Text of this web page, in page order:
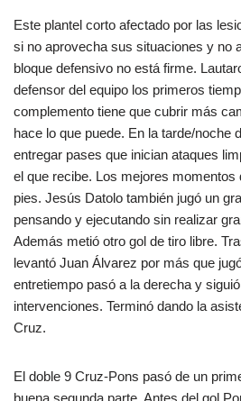
Este plantel corto afectado por las
si no aprovecha sus situaciones y no
bloque defensivo no está firme.
defensor del equipo los primeros
complemento tiene que cubrir más
hace lo que puede. En la tarde/noche
entregar pases que inician ataques
el que recibe. Los mejores momentos
pies. Jesús Datolo también jugó un
pensando y ejecutando sin realizar
Además metió otro gol de tiro libre.
levantó Juan Álvarez por más que
entretiempo pasó a la derecha y
intervenciones. Terminó dando la
Cruz.
El doble 9 Cruz-Pons pasó de un
buena segunda parte. Antes del gol